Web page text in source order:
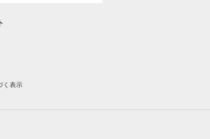
く表示